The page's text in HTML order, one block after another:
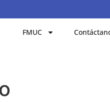
FMUC